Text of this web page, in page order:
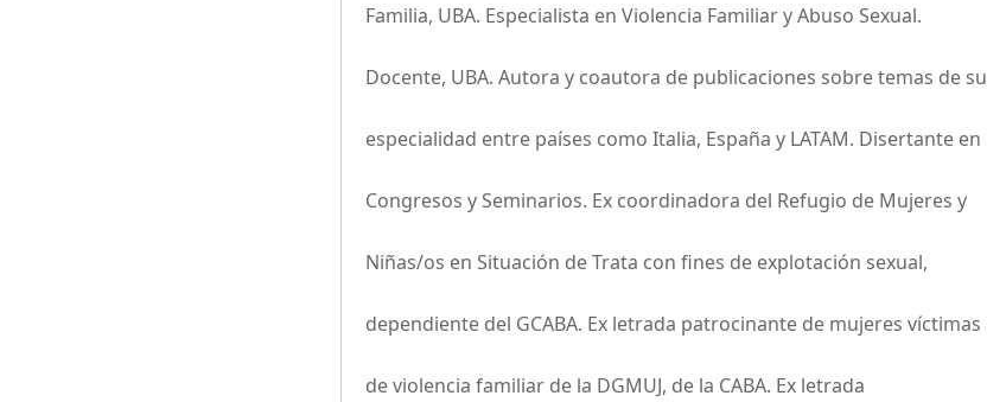
Familia, UBA. Especialista en Violencia Familiar y Abuso Sexual.
Docente, UBA. Autora y coautora de publicaciones sobre temas de su
especialidad entre países como Italia, España y LATAM. Disertante en
Congresos y Seminarios. Ex coordinadora del Refugio de Mujeres y
Niñas/os en Situación de Trata con fines de explotación sexual,
dependiente del GCABA. Ex letrada patrocinante de mujeres víctimas
de violencia familiar de la DGMUJ, de la CABA. Ex letrada